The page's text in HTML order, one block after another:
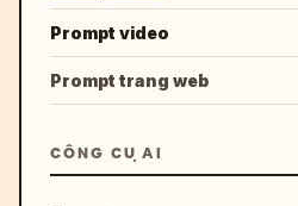
Prompt video
Prompt trang web
CÔNG CỤ AI